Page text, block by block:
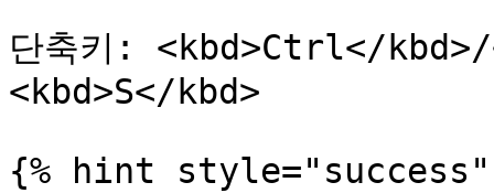
단축키: <kbd>Ctrl</kbd>/
<kbd>S</kbd>
{% hint style="success"